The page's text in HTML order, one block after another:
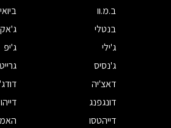
ב.מ.וו
בנטלי
ג'ילי
ג'יפ
ג'נסיס
דאצ'יה
דודג'
דונגפנג
דייהו
דייהטסו